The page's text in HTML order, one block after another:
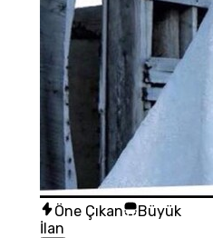
Öne Çıkan
Büyük
İlan